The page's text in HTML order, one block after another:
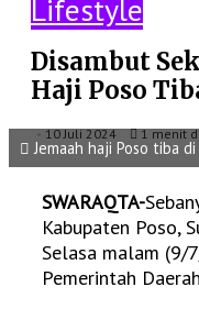
Lifestyle
Disambut
Haji Poso
10 Juli 2024 1 menit
Jemaah haji Poso tiba
SWARAQTA-
Kabupaten Poso,
Selasa malam (9/
Pemerintah